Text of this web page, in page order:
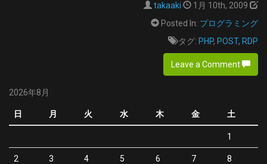
takaaki
1月 10th, 2009
Posted In: プログラミング
タグ: PHP, POST, RDP
Leave a Comment
2026年8月
日 月 火 水 木 金 土
1
2 3 4 5 6 7 8